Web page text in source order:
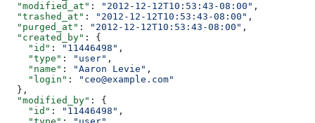
  "modified_at"
: "2012-12-12T10:53:43-08:00" ,
  "trashed_at"
: "2012-12-12T10:53:43-08:00" ,
  "purged_at"
: "2012-12-12T10:53:43-08:00" ,
  "created_by"
: {
    "id"
: "11446498" ,
    "type"
: "user" ,
    "name"
: "Aaron Levie" ,
    "login"
:
"ceo@example.com"
  },
  "modified_by"
: {
    "id"
: "11446498" ,